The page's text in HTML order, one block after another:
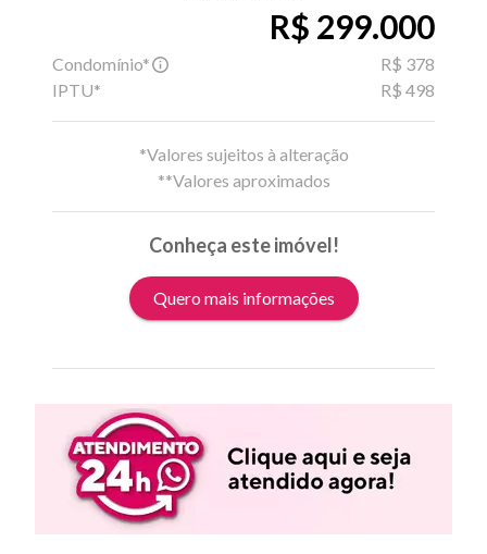
R$ 299.000
Condomínio*
R$ 378
IPTU*
R$ 498
*Valores sujeitos à alteração
**Valores aproximados
Conheça este imóvel!
Quero mais informações